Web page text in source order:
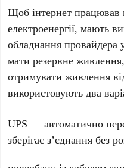
Щоб інтернет працював
електроенергії, мають
обладнання
мати резервне
отримувати живлення
використовують два
UPS — автоматично
зберігає з’єднання без